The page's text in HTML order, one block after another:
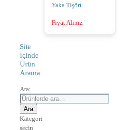
Yaka Tişört
Fiyat Alınız
Site
İçinde
Ürün
Arama
Ara:
Ara
Kategori
seçin